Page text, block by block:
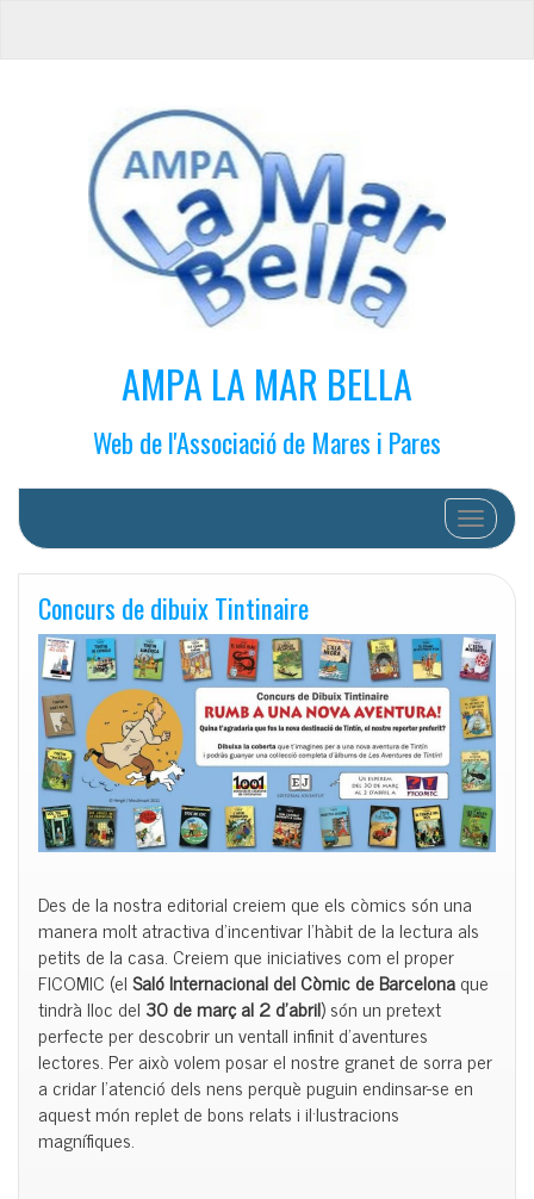
AMPA LA MAR BELLA
Web de l'Associació de Mares i Pares
Cambiar
Concurs de dibuix Tintinaire
Des de la nostra editorial creiem que els còmics són una
manera molt atractiva d’incentivar l’hàbit de la lectura als
petits de la casa. Creiem que iniciatives com el proper
FICOMIC (elSaló Internacional del Còmic de Barcelonaque
tindrà lloc del 30 de març al 2 d’abril) són un pretext
perfecte per descobrir un ventall infinit d’aventures
lectores. Per això volem posar el nostre granet de sorra per
a cridar l’atenció dels nens perquè puguin endinsar-se en
aquest món replet de bons relats i il·lustracions
magnífiques.